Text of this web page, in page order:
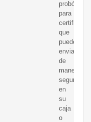
probó
para
certificar
que
puede
enviarse
de
manera
segura
en
su
caja
o